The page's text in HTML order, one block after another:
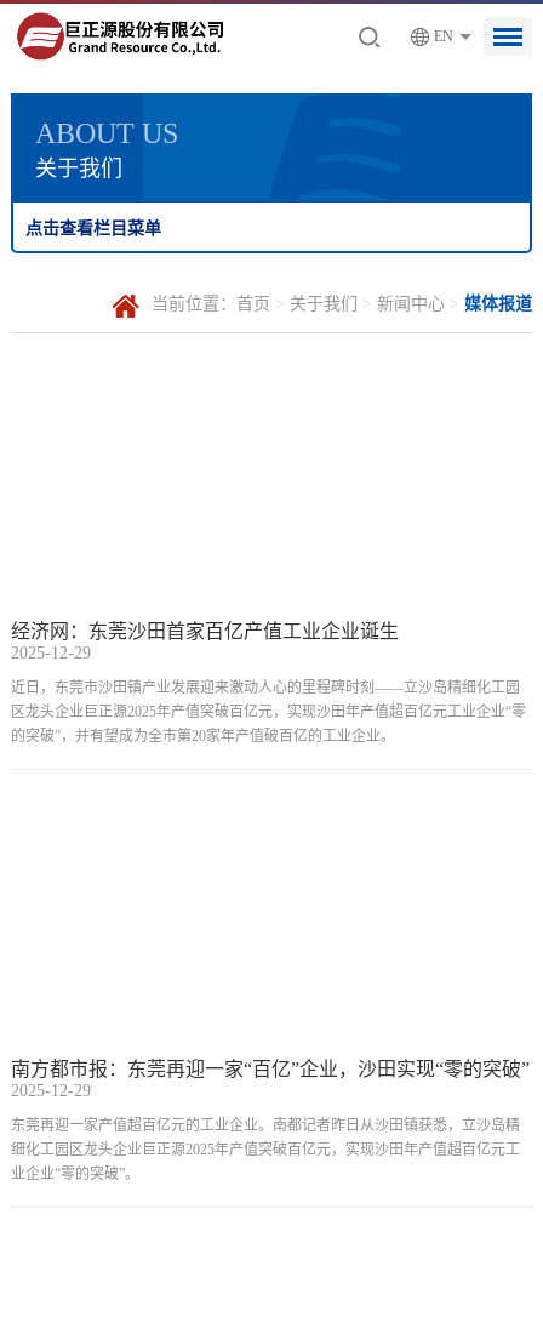
EN
ABOUT US
关于我们
点击查看栏目菜单
当前位置：首页 > 关于我们 >新闻中心 >媒体报道
经济网：东莞沙田首家百亿产值工业企业诞生
2025-12-29
近日，东莞市沙田镇产业发展迎来激动人心的里程碑时刻——立沙岛精细化工园
区龙头企业巨正源2025年产值突破百亿元，实现沙田年产值超百亿元工业企业“零
的突破”，并有望成为全市第20家年产值破百亿的工业企业。
南方都市报：东莞再迎一家“百亿”企业，沙田实现“零的突破”
2025-12-29
东莞再迎一家产值超百亿元的工业企业。南都记者昨日从沙田镇获悉，立沙岛精
细化工园区龙头企业巨正源2025年产值突破百亿元，实现沙田年产值超百亿元工
业企业“零的突破”。